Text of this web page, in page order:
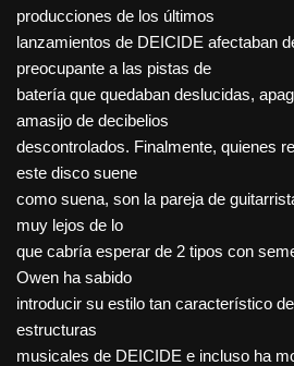
producciones de los últimos
lanzamientos de DEICIDE afectaban
preocupante a las pistas de
batería que quedaban deslucidas,
amasijo de decibelios
descontrolados. Finalmente, quienes
este disco suene
como suena, son la pareja de
muy lejos de lo
que cabría esperar de 2 tipos con
Owen ha sabido
introducir su estilo tan característico
estructuras
musicales de DEICIDE e incluso ha